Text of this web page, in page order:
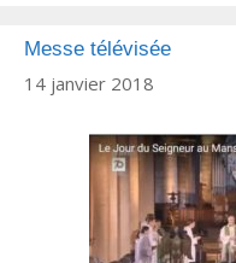
Messe télévisée
14 janvier 2018